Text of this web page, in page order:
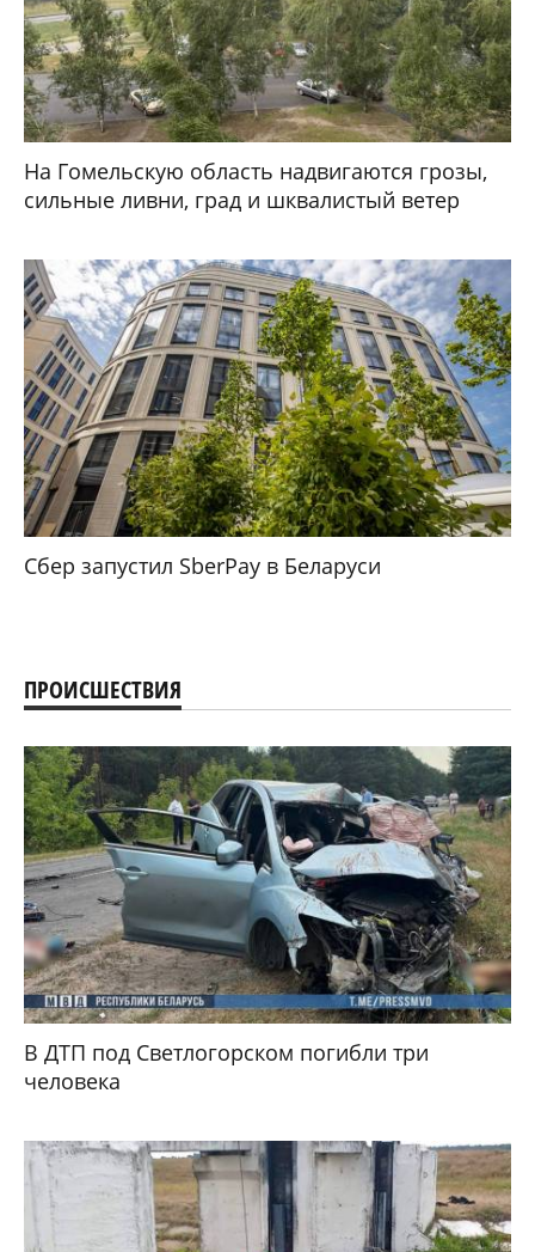
На Гомельскую область надвигаются грозы,
сильные ливни, град и шквалистый ветер
Сбер запустил SberPay в Беларуси
ПРОИСШЕСТВИЯ
В ДТП под Светлогорском погибли три
человека